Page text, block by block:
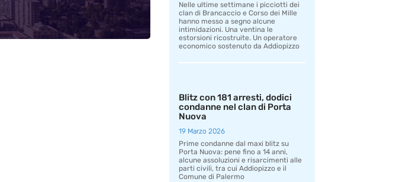
Nelle ultime settimane i picciotti dei
clan di Brancaccio e Corso dei Mille
hanno messo a segno alcune
intimidazioni. Una ventina le
estorsioni ricostruite. Un operatore
economico sostenuto da Addiopizzo
Blitz con 181 arresti, dodici
condanne nel clan di Porta
Nuova
19 Marzo 2026
Prime condanne dal maxi blitz su
Porta Nuova: pene fino a 14 anni,
alcune assoluzioni e risarcimenti alle
parti civili, tra cui Addiopizzo e il
Comune di Palermo